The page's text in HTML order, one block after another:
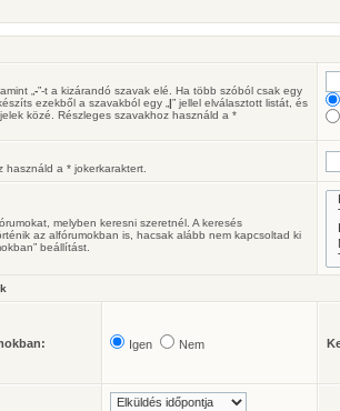
„ -”-t a kizárandó szavak elé. Ha több szóból csak egy
ezekből a szavakból egy „ |” jellel elválasztott listát, és
közé. Részleges szavakhoz használd a *
használd a * jokerkaraktert.
melyben keresni szeretnél. A keresés
az alfórumokban is, hacsak alább nem kapcsoltad ki
beállítást.
Igen Nem